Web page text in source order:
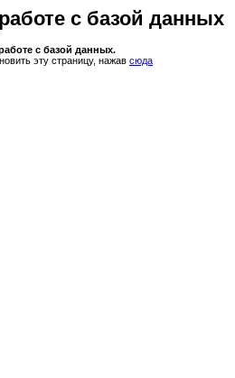
с базой данных
с базой данных.
эту страницу, нажав сюда